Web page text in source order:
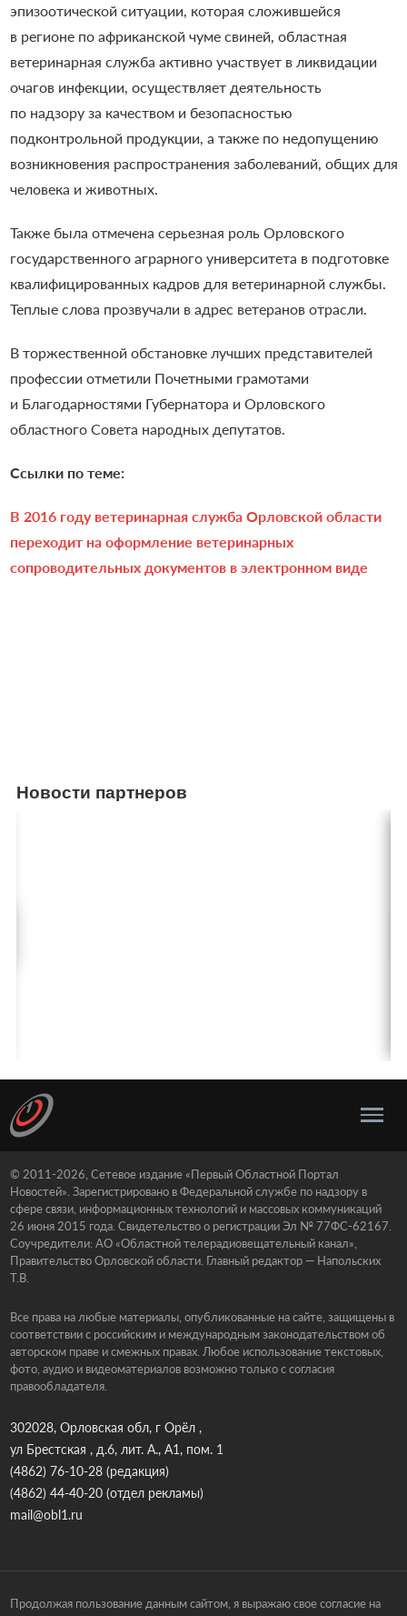
эпизоотической ситуации, которая сложившейся
в регионе по африканской чуме свиней, областная
ветеринарная служба активно участвует в ликвидации
очагов инфекции, осуществляет деятельность
по надзору за качеством и безопасностью
подконтрольной продукции, а также по недопущению
возникновения распространения заболеваний, общих для
человека и животных.
Также была отмечена серьезная роль Орловского
государственного аграрного университета в подготовке
квалифицированных кадров для ветеринарной службы.
Теплые слова прозвучали в адрес ветеранов отрасли.
В торжественной обстановке лучших представителей
профессии отметили Почетными грамотами
и Благодарностями Губернатора и Орловского
областного Совета народных депутатов.
Ссылки по теме:
В 2016 году ветеринарная служба Орловской области
переходит на оформление ветеринарных
сопроводительных документов в электронном виде
Новости партнеров
© 2011-2026, Сетевое издание «Первый Областной Портал
Новостей». Зарегистрировано в Федеральной службе по надзору в
сфере связи, информационных технологий и массовых коммуникаций
26 июня 2015 года. Свидетельство о регистрации Эл № 77ФС-62167.
Соучредители: АО «Областной телерадиовещательный канал»,
Правительство Орловской области. Главный редактор — Напольских
Т.В.
Все права на любые материалы, опубликованные на сайте, защищены в
соответствии с российским и международным законодательством об
авторском праве и смежных правах. Любое использование текстовых,
фото, аудио и видеоматериалов возможно только с согласия
правообладателя.
302028, Орловская обл, г Орёл ,
ул Брестская , д.6, лит. А., А1, пом. 1
(4862) 76-10-28(редакция)
(4862) 44-40-20(отдел рекламы)
mail@obl1.ru
Продолжая пользование данным сайтом, я выражаю свое согласие на